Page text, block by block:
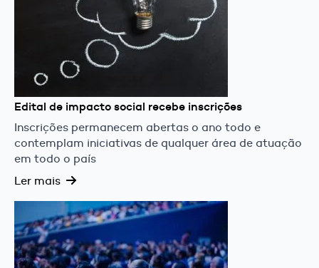
Edital de impacto social recebe inscrições
Inscrições permanecem abertas o ano todo e
contemplam iniciativas de qualquer área de atuação
em todo o país
Ler mais